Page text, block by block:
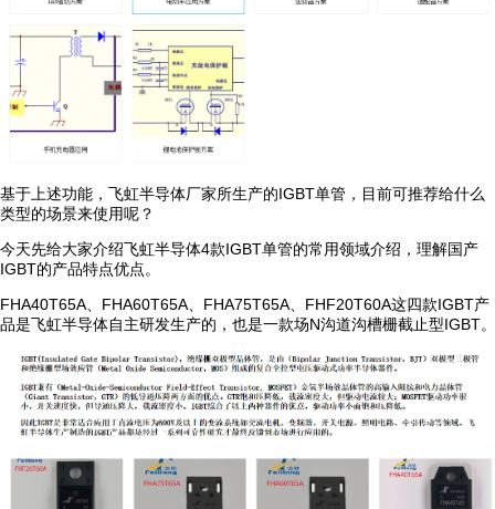
基于上述功能，飞虹半导体厂家所生产的IGBT单管，目前可推荐给什么
类型的场景来使用呢？
今天先给大家介绍飞虹半导体4款IGBT单管的常用领域介绍，理解国产
IGBT的产品特点优点。
FHA40T65A、FHA60T65A、FHA75T65A、FHF20T60A这四款IGBT产
品是飞虹半导体自主研发生产的，也是一款场N沟道沟槽栅截止型IGBT。